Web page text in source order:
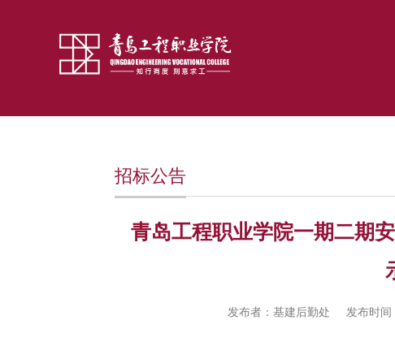
招标公告
青岛工程职业学院一期二期
发布者：基建后勤处 发布时间